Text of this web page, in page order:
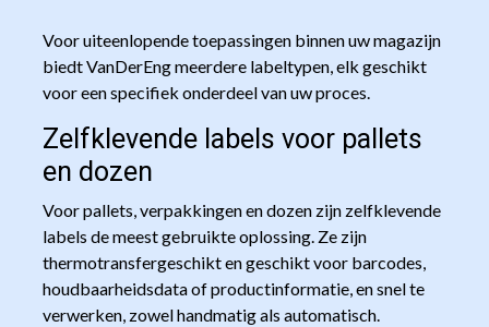
Voor uiteenlopende toepassingen binnen uw magazijn
biedt VanDerEng meerdere labeltypen, elk geschikt
voor een specifiek onderdeel van uw proces.
Zelfklevende labels voor pallets
en dozen
Voor pallets, verpakkingen en dozen zijn zelfklevende
labels de meest gebruikte oplossing. Ze zijn
thermotransfergeschikt en geschikt voor barcodes,
houdbaarheidsdata of productinformatie, en snel te
verwerken, zowel handmatig als automatisch.